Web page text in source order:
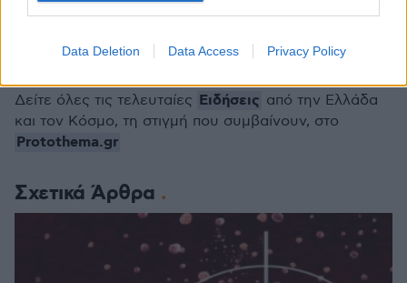
Data Deletion Data Access Privacy Policy
Σχετικά Άρθρα
και μάθετε πρώτοι όλες τις ειδήσεις
Δείτε όλες τις τελευταίες Ειδήσεις από την Ελλάδα
και τον Κόσμο, τη στιγμή που συμβαίνουν, στο
Protothema.gr